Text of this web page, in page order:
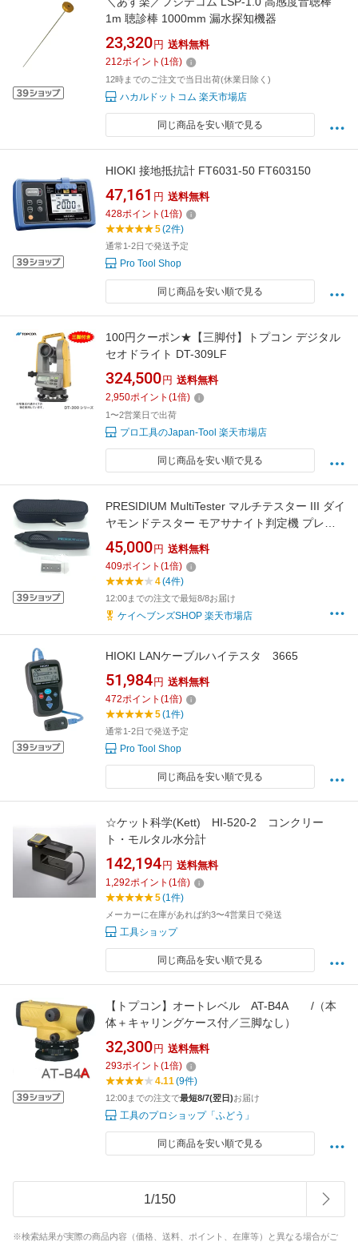
1m 聴診棒 1000mm 漏水探知機器
23,320 円 送料無料
212ポイント (1倍)
12時までのご注文で当日出荷(休業日除く)
ハカルドットコム 楽天市場店
同じ商品を安い順で見る
HIOKI 接地抵抗計 FT6031-50 FT603150
47,161 円 送料無料
428ポイント (1倍)
5(2件)
通常1-2日で発送予定
Pro Tool Shop
同じ商品を安い順で見る
100円クーポン★【三脚付】トプコン デジタル
セオドライト DT-309LF
324,500 円 送料無料
2,950ポイント (1倍)
1〜2営業日で出荷
プロ工具のJapan-Tool 楽天市場店
同じ商品を安い順で見る
PRESIDIUM MultiTester マルチテスター III ダイ
ヤモンドテスター モアサナイト判定機 プレシ
ディウム 日本語説明書付き 新型セット商品 正
規品
45,000 円 送料無料
409ポイント (1倍)
4(4件)
12:00までの注文で最短8/8お届け
ケイヘブンズSHOP 楽天市場店
HIOKI LANケーブルハイテスタ 3665
51,984 円 送料無料
472ポイント (1倍)
5(1件)
通常1-2日で発送予定
Pro Tool Shop
同じ商品を安い順で見る
☆ケット科学(Kett) HI-520-2 コンクリー
ト・モルタル水分計
142,194 円 送料無料
1,292ポイント (1倍)
5(1件)
メーカーに在庫があれば約3〜4営業日で発送
工具ショップ
同じ商品を安い順で見る
【トプコン】オートレベル AT-B4A /（本
体＋キャリングケース付／三脚なし）
32,300 円 送料無料
293ポイント (1倍)
4.11(9件)
12:00までの注文で最短8/7(翌日)お届け
工具のプロショップ「ふどう」
同じ商品を安い順で見る
1/150
※検索結果が実際の商品内容（価格、送料、ポイント、在庫等）と異なる場合がご